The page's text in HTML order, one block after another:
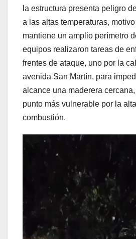
la estructura presenta peligro
a las altas temperaturas,
mantiene un amplio perímetro
equipos realizaron tareas de
frentes de ataque, uno por la
avenida San Martín, para
alcance una maderera
punto más vulnerable por la
combustión.